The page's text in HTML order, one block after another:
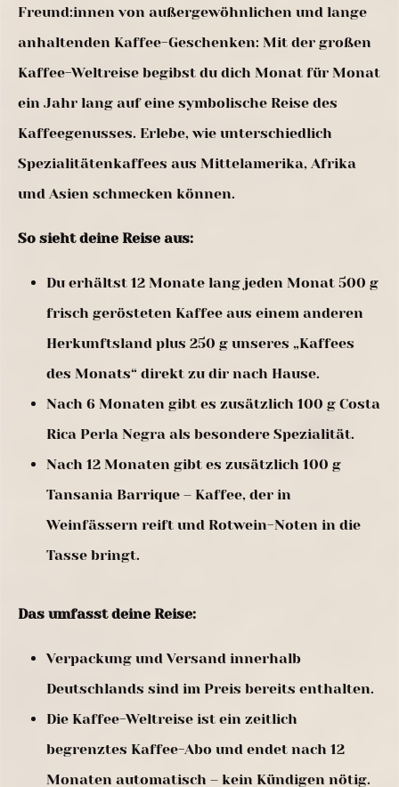
Freund:innen von außergewöhnlichen und lange
anhaltenden Kaffee-Geschenken: Mit der großen
Kaffee-Weltreise begibst du dich Monat für Monat
ein Jahr lang auf eine symbolische Reise des
Kaffeegenusses. Erlebe, wie unterschiedlich
Spezialitätenkaffees aus Mittelamerika, Afrika
und Asien schmecken können.
So sieht deine Reise aus:
Du erhältst 12 Monate lang jeden Monat 500 g
frisch gerösteten Kaffee aus einem anderen
Herkunftsland plus 250 g unseres „Kaffees
des Monats“ direkt zu dir nach Hause.
Nach 6 Monaten gibt es zusätzlich 100 g Costa
Rica Perla Negra als besondere Spezialität.
Nach 12 Monaten gibt es zusätzlich 100 g
Tansania Barrique – Kaffee, der in
Weinfässern reift und Rotwein-Noten in die
Tasse bringt.
Das umfasst deine Reise:
Verpackung und Versand innerhalb
Deutschlands sind im Preis bereits enthalten.
Die Kaffee-Weltreise ist ein zeitlich
begrenztes Kaffee-Abo und endet nach 12
Monaten automatisch – kein Kündigen nötig.